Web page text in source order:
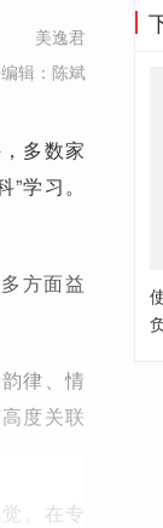
美逸君
辑：陈斌
多数家
学习。
方面益
律、情
度关联
。在专